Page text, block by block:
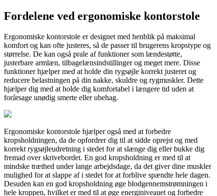
Fordelene ved ergonomiske kontorstole
Ergonomiske kontorstole er designet med henblik på maksimal
komfort og kan ofte justeres, så de passer til brugerens kropstype og
størrelse. De kan også prale af funktioner som lændestøtte,
justerbare armlæn, tilbagelænsindstillinger og meget mere. Disse
funktioner hjælper med at holde din rygsøjle korrekt justeret og
reducere belastningen på din nakke, skuldre og rygmuskler. Dette
hjælper dig med at holde dig komfortabel i længere tid uden at
forårsage unødig smerte eller ubehag.
Ergonomiske kontorstole hjælper også med at forbedre
kropsholdningen, da de opfordrer dig til at sidde oprejst og med
korrekt rygsøjleudretning i stedet for at slænge dig eller bukke dig
fremad over skrivebordet. En god kropsholdning er med til at
mindske træthed under lange arbejdsdage, da det giver dine muskler
mulighed for at slappe af i stedet for at forblive spændte hele dagen.
Desuden kan en god kropsholdning øge blodgennemstrømningen i
hele kroppen, hvilket er med til at øge energiniveauet og forbedre